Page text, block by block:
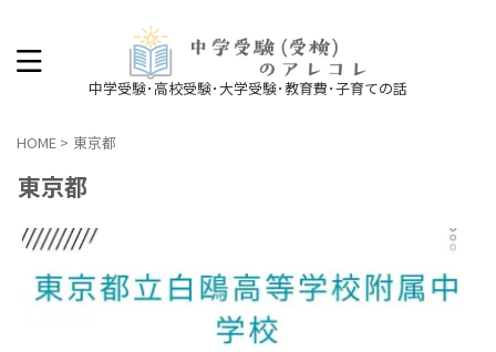
中学受験･高校受験･大学受験･教育費･子育ての話
HOME > 東京都
東京都